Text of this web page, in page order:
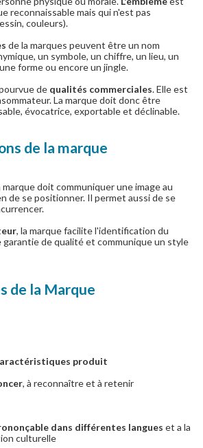
reconnaissable mais qui n'est pas
couleurs).
de la marques peuvent être un nom
un symbole, un chiffre, un lieu, un
forme ou encore un jingle.
de qualités commerciales. Elle est
La marque doit donc être
évocatrice, exportable et déclinable.
de la marque
marque doit communiquer une image au
de se positionner. Il permet aussi de se
, la marque facilite l'identification du
de qualité et communique un style
de la Marque
produit
, à reconnaître et à retenir
dans différentes langues et a la
culturelle